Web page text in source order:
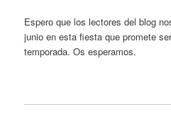
Espero que los lectores del blog
junio en esta fiesta que promete
temporada. Os esperamos.